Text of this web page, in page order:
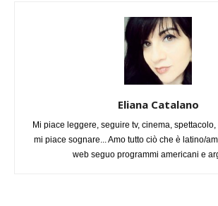
Eliana Catalano
Mi piace leggere, seguire tv, cinema,
mi piace sognare... Amo tutto ciò che è latino/
web seguo programmi americani e